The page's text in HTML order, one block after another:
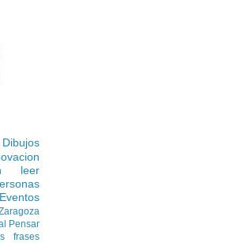
Dibujos
leer
Eventos
Pensar
frases